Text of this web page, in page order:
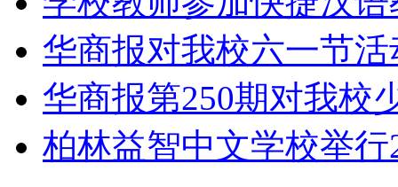
华商报对我校六一节
华商报第250期对我校
柏林益智中文学校举